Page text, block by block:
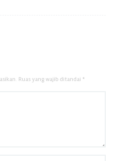
Ruas yang wajib ditandai *